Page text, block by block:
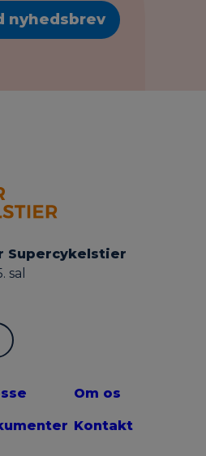
Supercykelstier
sal
Om os
Kontakt